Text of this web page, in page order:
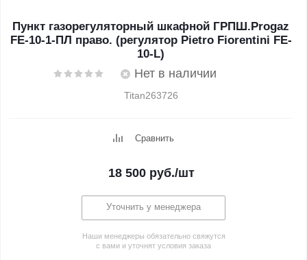
Пункт газорегуляторный шкафной ГРПШ.Progaz
FE-10-1-ПЛ право. (регулятор Pietro Fiorentini FE-
10-L)
Нет в наличии
Titan263726
Сравнить
18 500руб./шт
Уточнить у менеджера
Наши менеджеры обязательно свяжутся
с вами и уточнят условия заказа